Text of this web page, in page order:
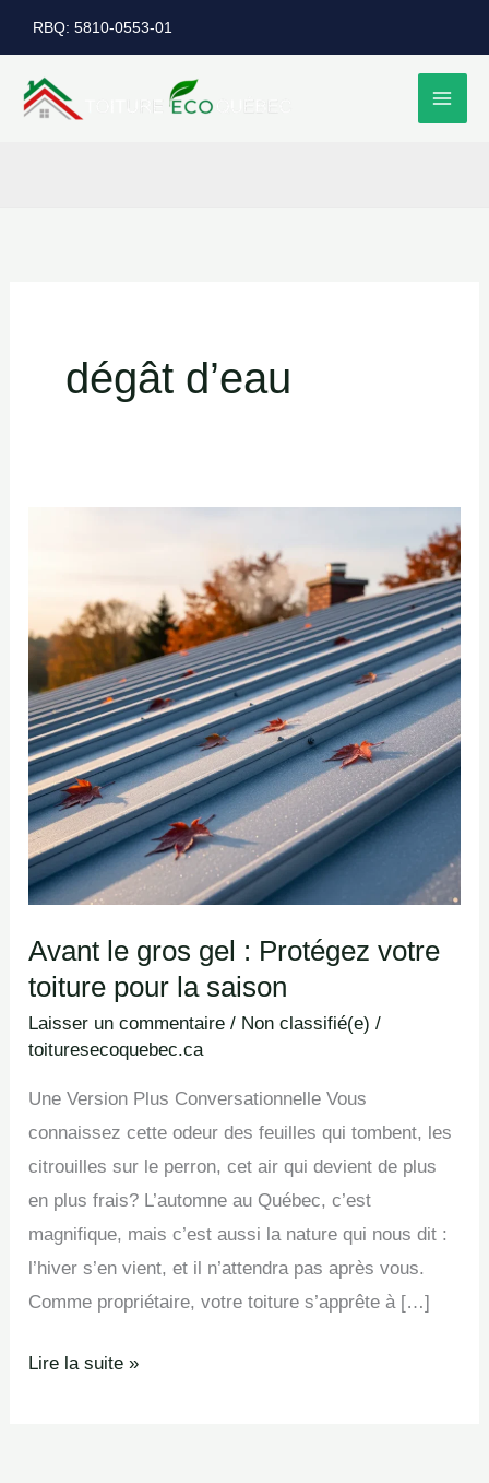
au
contenu
RBQ: 5810-0553-01
dégât d’eau
Avant le gros gel : Protégez votre
toiture pour la saison
Laisser un commentaire / Non classifié(e) /
toituresecoquebec.ca
Une Version Plus Conversationnelle Vous
connaissez cette odeur des feuilles qui tombent, les
citrouilles sur le perron, cet air qui devient de plus
en plus frais? L’automne au Québec, c’est
magnifique, mais c’est aussi la nature qui nous dit :
l’hiver s’en vient, et il n’attendra pas après vous.
Comme propriétaire, votre toiture s’apprête à […]
:
Protégez
votre
toiture
pour
la
saison
Lire la suite »